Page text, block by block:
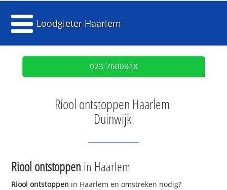
Loodgieter Haarlem
023-7600318
Riool ontstoppen Haarlem
Duinwijk
Riool ontstoppen in Haarlem
Riool ontstoppen in Haarlem en omstreken nodig?